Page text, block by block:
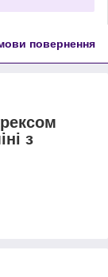
повернення
з